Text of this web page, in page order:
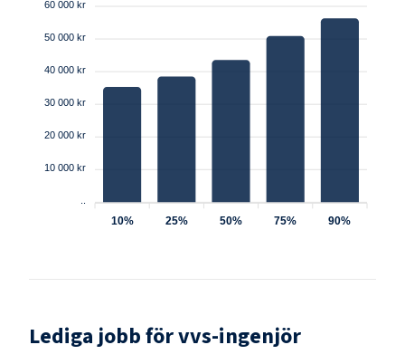
60 000 kr
50 000 kr
40 000 kr
30 000 kr
20 000 kr
10 000 kr
10% 25% 50% 75% 90%
Lediga jobb förvvs-ingenjör